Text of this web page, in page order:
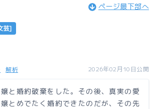
ページ最下部へ
芸]
解析 2026年02月10日公開
と婚約破棄をした。その後、真実の愛
とめでたく婚約できたのだが、その先